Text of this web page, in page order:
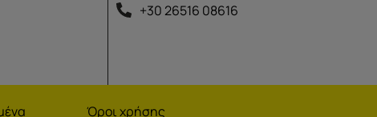
+30 26516 08616
Όροι χρήσης